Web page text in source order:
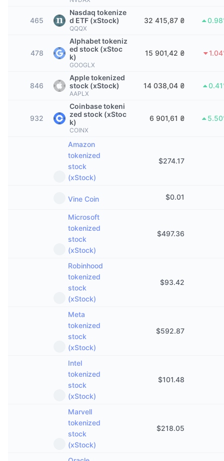
Крипто
Політика
Технології
Майбутні розпродажі
Криптовалютні ETF
Біткоїн ETF
Эфириум ETF
Технічний аналіз
RSI
Ліквідації
Ставки фінансування
CMC Протокол контексту моделі
Навчайтеся
Дослідження
Відео
Винагороди у Діамантах
Навчайся та заробляй
Календар ICO
Календар Подій
465
Nasdaq tokenize
d ETF (xStock)
QQQX
32 415,87 ₴
478
Alphabet tokeniz
ed stock (xStoc
k)
GOOGLX
15 901,42 ₴
846
Apple tokenized
stock (xStock)
AAPLX
14 038,04 ₴
932
Coinbase tokeni
zed stock (xStoc
k)
COINX
6 901,61 ₴
Amazon
tokenized
stock
(xStock)
$274.17
Vine Coin $0.01
Microsoft
tokenized
stock
(xStock)
$497.36
Robinhood
tokenized
stock
(xStock)
$93.42
Meta
tokenized
stock
(xStock)
$592.87
Intel
tokenized
stock
(xStock)
$101.48
Marvell
tokenized
stock
(xStock)
$218.05